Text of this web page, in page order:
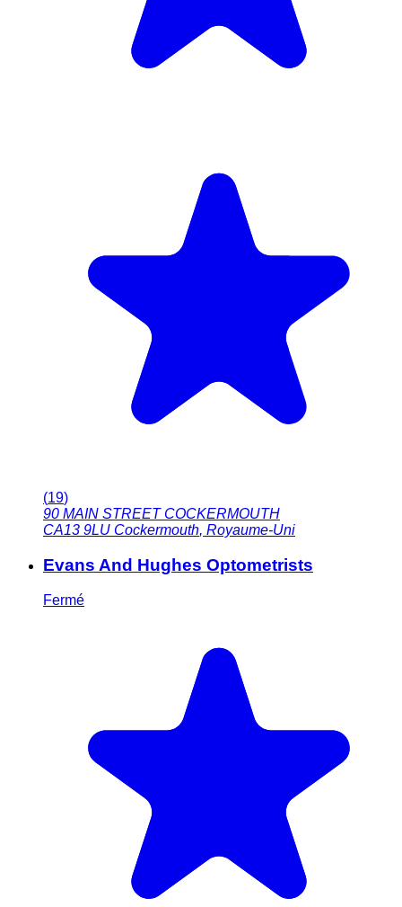
(19)
90 MAIN STREET COCKERMOUTH
CA13 9LU Cockermouth, Royaume-Uni
Evans And Hughes Optometrists
Fermé